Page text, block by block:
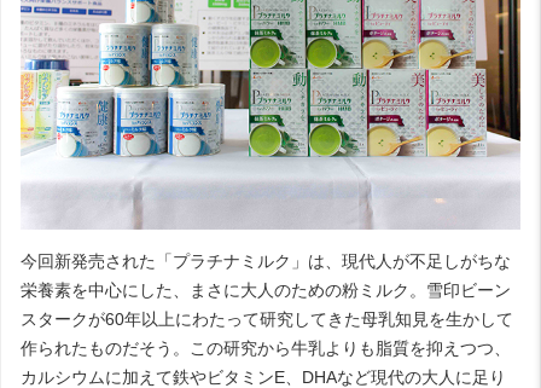
今回新発売された「プラチナミルク」は、現代人が不足しがちな
栄養素を中心にした、まさに大人のための粉ミルク。雪印ビーン
スタークが60年以上にわたって研究してきた母乳知見を生かして
作られたものだそう。この研究から牛乳よりも脂質を抑えつつ、
カルシウムに加えて鉄やビタミンE、DHAなど現代の大人に足り